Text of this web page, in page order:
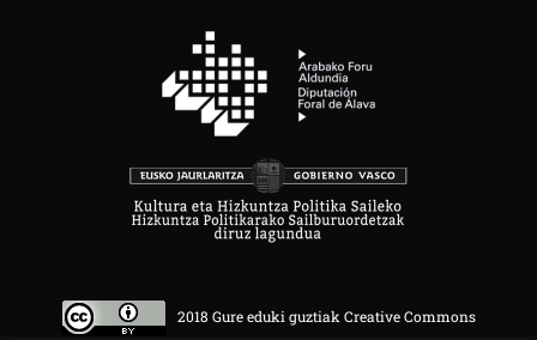
2018 Gure eduki guztiak Creative Commons